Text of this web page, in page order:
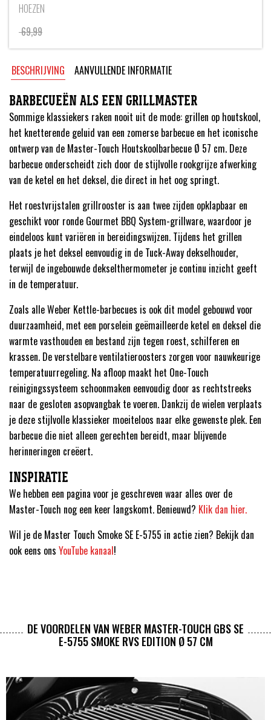
HOEZEN
69,99
BESCHRIJVING AANVULLENDE INFORMATIE
BARBECUEËN ALS EEN GRILLMASTER
Sommige klassiekers raken nooit uit de mode: grillen op houtskool,
het knetterende geluid van een zomerse barbecue en het iconische
ontwerp van de Master-Touch Houtskoolbarbecue Ø 57 cm. Deze
barbecue onderscheidt zich door de stijlvolle rookgrijze afwerking
van de ketel en het deksel, die direct in het oog springt.
Het roestvrijstalen grillrooster is aan twee zijden opklapbaar en
geschikt voor ronde Gourmet BBQ System-grillware, waardoor je
eindeloos kunt variëren in bereidingswijzen. Tijdens het grillen
plaats je het deksel eenvoudig in de Tuck-Away dekselhouder,
terwijl de ingebouwde dekselthermometer je continu inzicht geeft
in de temperatuur.
Zoals alle Weber Kettle-barbecues is ook dit model gebouwd voor
duurzaamheid, met een porselein geëmailleerde ketel en deksel die
warmte vasthouden en bestand zijn tegen roest, schilferen en
krassen. De verstelbare ventilatieroosters zorgen voor nauwkeurige
temperatuurregeling. Na afloop maakt het One-Touch
reinigingssysteem schoonmaken eenvoudig door as rechtstreeks
naar de gesloten asopvangbak te voeren. Dankzij de wielen verplaats
je deze stijlvolle klassieker moeiteloos naar elke gewenste plek. Een
barbecue die niet alleen gerechten bereidt, maar blijvende
herinneringen creëert.
INSPIRATIE
We hebben een pagina voor je geschreven waar alles over de
Master-Touch nog een keer langskomt. Benieuwd? Klik dan hier.
Wil je de Master Touch Smoke SE E-5755 in actie zien? Bekijk dan
ook eens ons YouTube kanaal!
DE VOORDELEN VAN WEBER MASTER-TOUCH GBS SE
E-5755 SMOKE RVS EDITION Ø 57 CM